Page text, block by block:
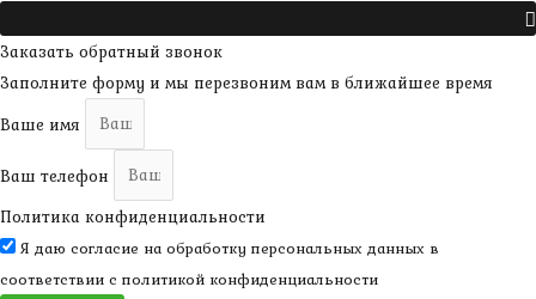
Заказать обратный звонок
Заполните форму и мы перезвоним вам в ближайшее время
Ваше имя
Ваш телефон
Политика конфиденциальности
Я даю согласие на обработку персональных данных в
соответствии с политикой конфиденциальности